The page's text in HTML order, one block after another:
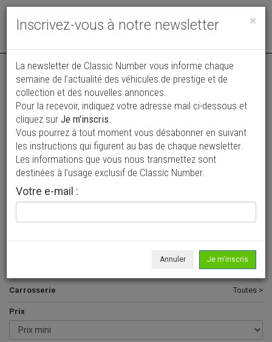
Toggle
Vos annonces vues par
plus de 4 millions de collectionneurs
Ajouter une annonce
> Rechercher un véhicule
F 360 >
Carrosserie Toutes >
Prix
×
Inscrivez-vous à notre newsletter
La newsletter de Classic Number vous informe chaque
semaine de l’actualité des véhicules de prestige et de
collection et des nouvelles annonces.
Pour la recevoir, indiquez votre adresse mail ci-dessous et
cliquez sur Je m'inscris.
Vous pourrez à tout moment vous désabonner en suivant
les instructions qui figurent au bas de chaque newsletter.
Les informations que vous nous transmettez sont
destinées à l’usage exclusif de Classic Number.
Votre e-mail :
Annuler Je m'inscris